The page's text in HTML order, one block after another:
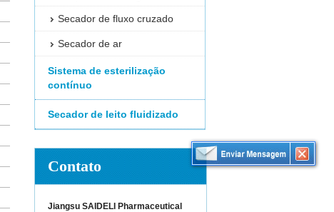
Secador de fluxo cruzado
Secador de ar
Sistema de esterilização
contínuo
Secador de leito fluidizado
Contato
Jiangsu SAIDELI Pharmaceutical
96 2430x2200×2375 4
192 4380x2200x2620
24 1400x1200x2000
1800